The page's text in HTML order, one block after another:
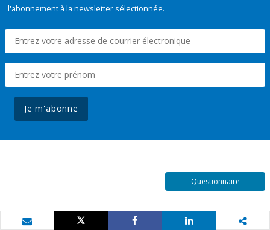
l'abonnement à la newsletter sélectionnée.
Je m'abonne
Questionnaire